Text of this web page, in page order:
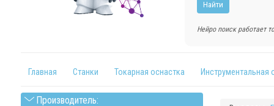
Нейро поиск работает
Главная Станки Токарная оснастка Инструментальная
Производитель: